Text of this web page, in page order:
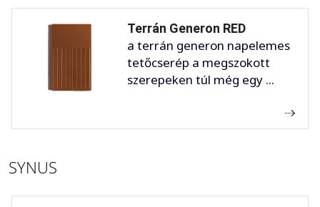
Terrán Generon RED
a terrán generon napelemes
tetőcserép a megszokott
szerepeken túl még egy ...
SYNUS